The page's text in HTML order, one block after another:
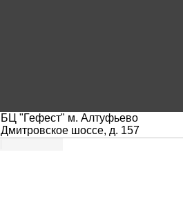
БЦ "Гефест" м. Алтуфьево
Дмитровское шоссе, д. 157